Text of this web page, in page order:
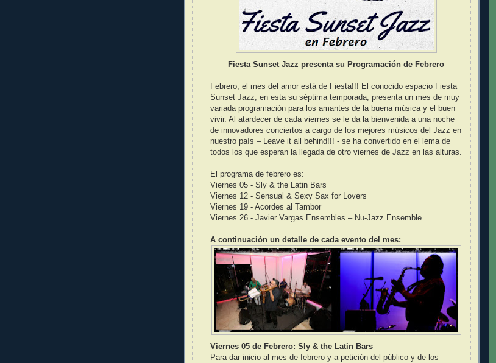
Fiesta Sunset Jazz presenta su Programación de Febrero
Febrero, el mes del amor está de Fiesta!!! El conocido espacio Fiesta
Sunset Jazz, en esta su séptima temporada, presenta un mes de muy
variada programación para los amantes de la buena música y el buen
vivir. Al atardecer de cada viernes se le da la bienvenida a una noche
de innovadores conciertos a cargo de los mejores músicos del Jazz en
nuestro país – Leave it all behind!!! - se ha convertido en el lema de
todos los que esperan la llegada de otro viernes de Jazz en las alturas.
El programa de febrero es:
Viernes 05 - Sly & the Latin Bars
Viernes 12 - Sensual & Sexy Sax for Lovers
Viernes 19 - Acordes al Tambor
Viernes 26 - Javier Vargas Ensembles – Nu-Jazz Ensemble
A continuación un detalle de cada evento del mes:
Viernes 05 de Febrero: Sly & the Latin Bars
Para dar inicio al mes de febrero y a petición del público y de los